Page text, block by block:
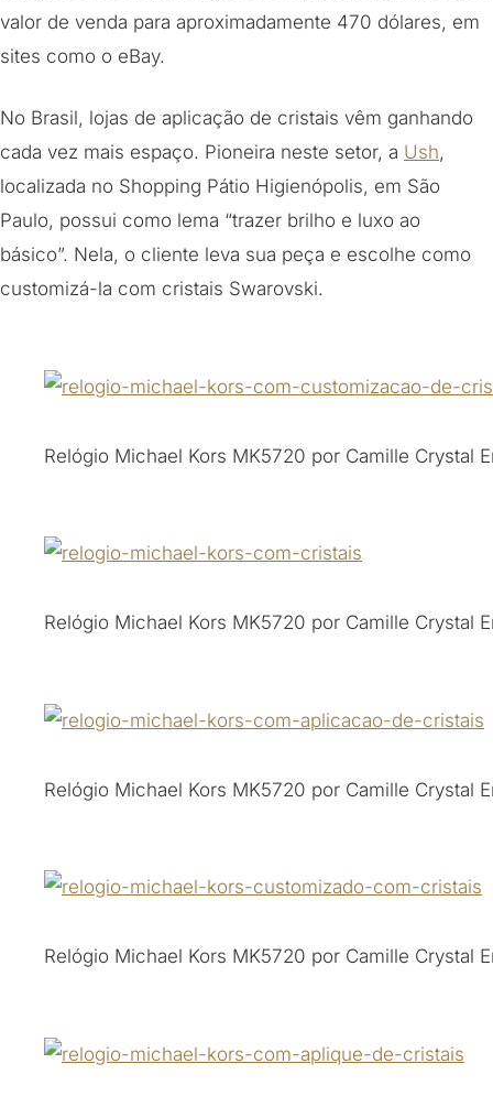
valor de venda para aproximadamente 470 dólares, em
sites como o eBay.
No Brasil, lojas de aplicação de cristais vêm ganhando
cada vez mais espaço. Pioneira neste setor, a Ush,
localizada no Shopping Pátio Higienópolis, em São
Paulo, possui como lema “trazer brilho e luxo ao
básico”. Nela, o cliente leva sua peça e escolhe como
customizá-la com cristais Swarovski.
Relógio Michael Kors MK5720 por Camille Crystal
Relógio Michael Kors MK5720 por Camille Crystal
Relógio Michael Kors MK5720 por Camille Crystal
Relógio Michael Kors MK5720 por Camille Crystal